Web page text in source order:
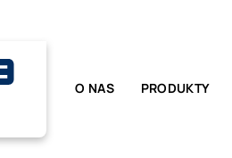
O NAS PRODUKTY